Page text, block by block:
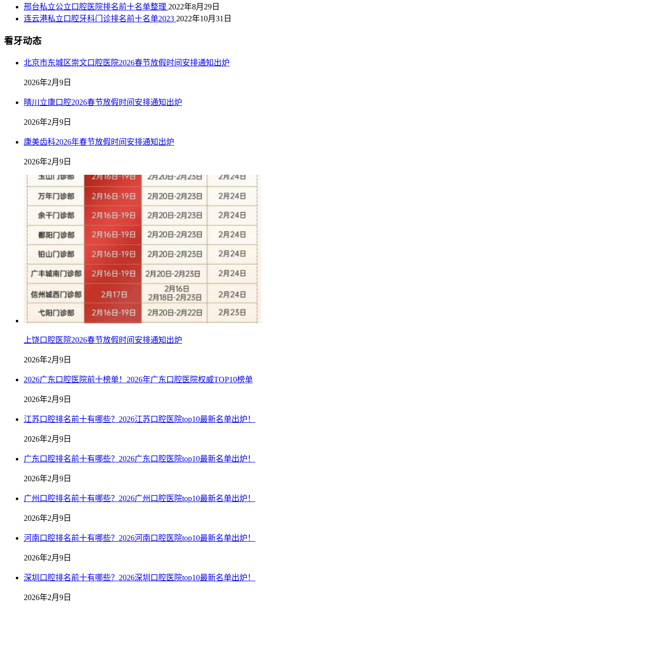
邢台私立公立口腔医院排名前十名单整理 2022年8月29日
连云港私立口腔牙科门诊排名前十名单2023 2022年10月31日
看牙动态
北京市东城区崇文口腔医院2026春节放假时间安排通知出炉
2026年2月9日
晴川立康口腔2026春节放假时间安排通知出炉
2026年2月9日
康美齿科2026年春节放假时间安排通知出炉
2026年2月9日
上饶口腔医院2026春节放假时间安排通知出炉
2026年2月9日
2026广东口腔医院前十榜单！2026年广东口腔医院权威TOP10榜单
2026年2月9日
江苏口腔排名前十有哪些？2026江苏口腔医院top10最新名单出炉！
2026年2月9日
广东口腔排名前十有哪些？2026广东口腔医院top10最新名单出炉！
2026年2月9日
广州口腔排名前十有哪些？2026广州口腔医院top10最新名单出炉！
2026年2月9日
河南口腔排名前十有哪些？2026河南口腔医院top10最新名单出炉！
2026年2月9日
深圳口腔排名前十有哪些？2026深圳口腔医院top10最新名单出炉！
2026年2月9日